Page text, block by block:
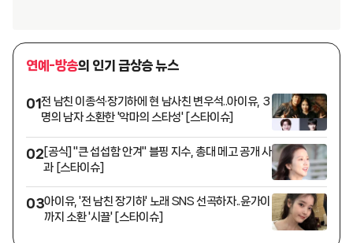
연예-방송의 인기 급상승 뉴스
01전 남친 이종석·장기하에 현 남사친 변우석..아이유, 3
명의 남자 소환한 '악마의 스타성' [스타이슈]
02[공식] "큰 섭섭함 안겨" 블핑 지수, 총대 메고 공개 사
과 [스타이슈]
03아이유, '전 남친 장기하' 노래 SNS 선곡하자..윤가이
까지 소환 '시끌' [스타이슈]